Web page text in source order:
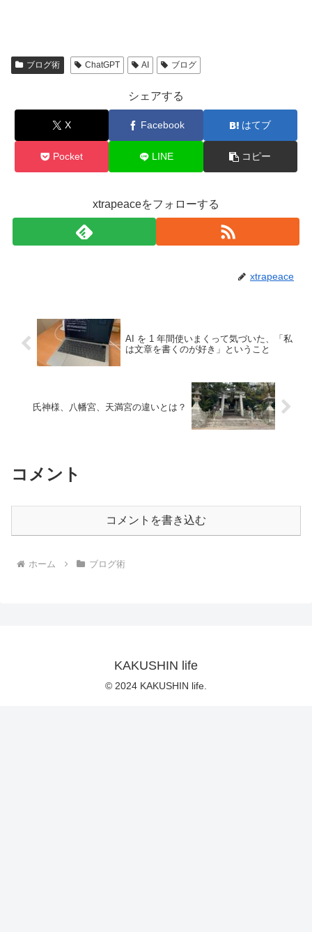
ブログ術 ChatGPT AI ブログ
シェアする
X Facebook はてブ
Pocket LINE コピー
xtrapeaceをフォローする
xtrapeace
AI を 1 年間使いまくって気づいた、「私
は文章を書くのが好き」ということ
氏神様、八幡宮、天満宮の違いとは？
コメント
コメントを書き込む
ホーム ブログ術
KAKUSHIN life
© 2024 KAKUSHIN life.